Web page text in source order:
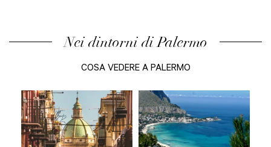
Nei dintorni di Palermo
COSA VEDERE A PALERMO